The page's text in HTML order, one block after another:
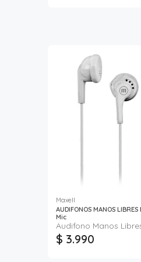
Maxell
AUDIFONOS MANOS LIBRES
Mic
Audifono Manos
$ 3.990